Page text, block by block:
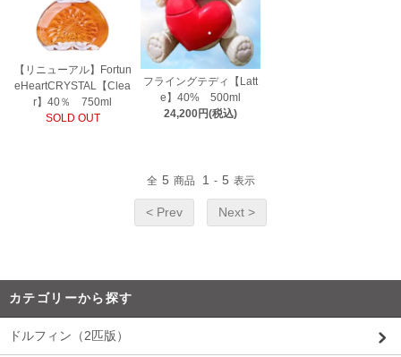
【リニューアル】Fortun
eHeartCRYSTAL【Clea
r】40％ 750ml
SOLD OUT
フライングテディ【Latt
e】40% 500ml
24,200円(税込)
全 5 商品 1 - 5 表示
< Prev Next >
カテゴリーから探す
ドルフィン（2匹版）